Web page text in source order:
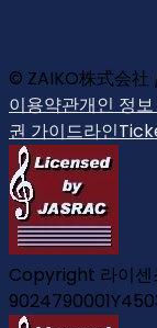
© ZAIKO株式会社
이용약관개인 정
권 가이드라인
Copyright 라이센